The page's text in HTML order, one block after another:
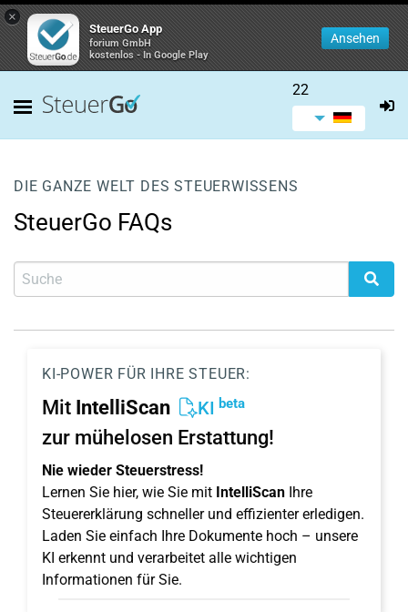
×
SteuerGo App
forium GmbH
kostenlos - In Google Play
Ansehen
22
DIE GANZE WELT DES STEUERWISSENS
SteuerGo FAQs
KI-POWER FÜR IHRE STEUER:
Mit IntelliScan KI beta
zur mühelosen Erstattung!
Nie wieder Steuerstress!
Lernen Sie hier, wie Sie mit IntelliScan Ihre
Steuererklärung schneller und effizienter erledigen.
Laden Sie einfach Ihre Dokumente hoch – unsere
KI erkennt und verarbeitet alle wichtigen
Informationen für Sie.